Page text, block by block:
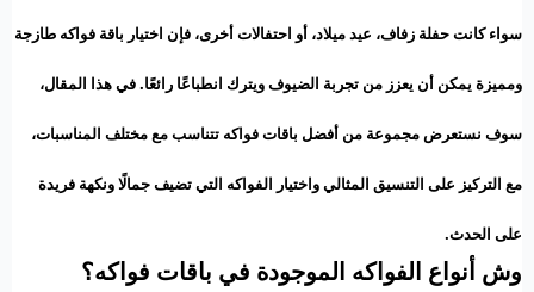
سواء كانت حفلة زفاف، عيد ميلاد، أو احتفالات أخرى، فإن اختيار باقة فواكه طازجة
ومميزة يمكن أن يعزز من تجربة الضيوف ويترك انطباعًا رائعًا. في هذا المقال،
سوف نستعرض مجموعة من أفضل باقات فواكه تتناسب مع مختلف المناسبات،
مع التركيز على التنسيق المثالي واختيار الفواكه التي تضيف جمالًا ونكهة فريدة
على الحدث.
وش أنواع الفواكه الموجودة في باقات فواكه؟